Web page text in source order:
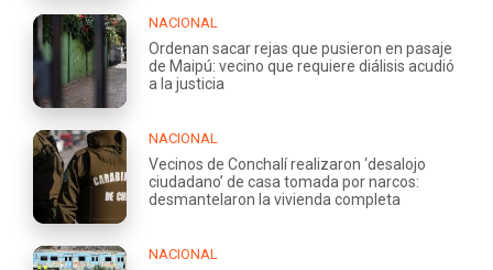
NACIONAL
Ordenan sacar rejas que pusieron en pasaje
de Maipú: vecino que requiere diálisis acudió
a la justicia
NACIONAL
Vecinos de Conchalí realizaron ‘desalojo
ciudadano’ de casa tomada por narcos:
desmantelaron la vivienda completa
NACIONAL